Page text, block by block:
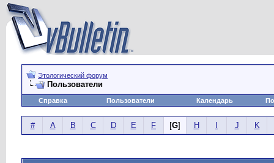
Этологический форум
Пользователи
Справка Пользователи Календарь
# A B C D E F [G] H J K